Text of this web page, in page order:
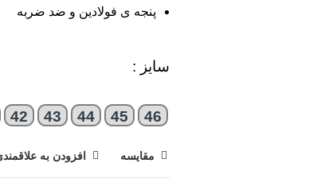
پنجه ی فولادین و ضد ضربه
سایز :
42 43 44 45 46
مقایسه افزودن به